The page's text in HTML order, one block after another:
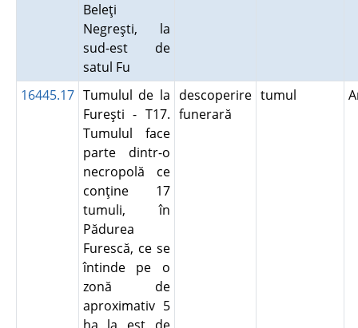
Beleţi
Negreşti, la
sud-est de
satul Fu
16445.17 Tumulul de la
Fureşti - T17.
Tumulul face
parte dintr-o
necropolă ce
conţine 17
tumuli, în
Pădurea
Furescă, ce se
întinde pe o
zonă de
aproximativ 5
descoperire
funerară
tumul